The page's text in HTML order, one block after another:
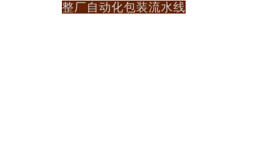
整厂自动化包装流水线